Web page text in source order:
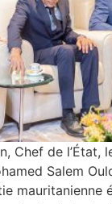
de l’État,
Salem